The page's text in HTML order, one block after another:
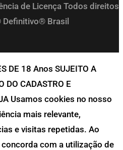
de Licença Todos direitos
Definitivo® Brasil
DE 18 Anos SUJEITO A
DO CADASTRO E
Usamos cookies no nosso
mais relevante,
e visitas repetidas. Ao
com a utilização de